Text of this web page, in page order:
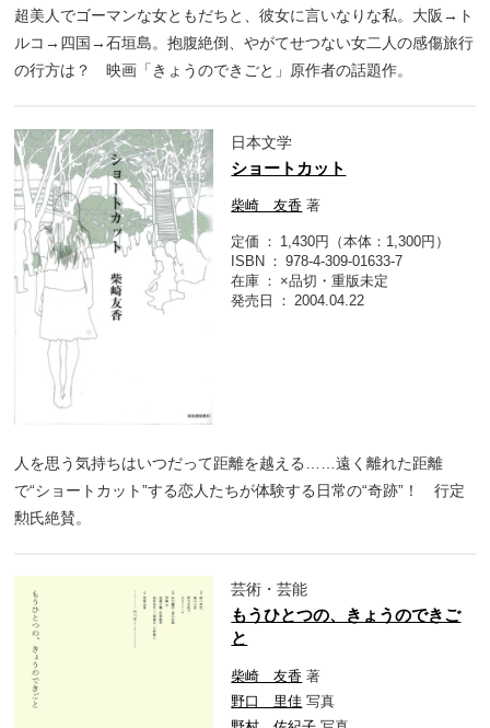
超美人でゴーマンな女ともだちと、彼女に言いなりな私。大阪→ト
ルコ→四国→石垣島。抱腹絶倒、やがてせつない女二人の感傷旅行
の行方は？ 映画「きょうのできごと」原作者の話題作。
日本文学
ショートカット
柴崎 友香 著
定価
1,430円（本体：1,300円）
ISBN
978-4-309-01633-7
在庫
×品切・重版未定
発売日
2004.04.22
人を思う気持ちはいつだって距離を越える……遠く離れた距離
で“ショートカット”する恋人たちが体験する日常の“奇跡”！ 行定
勲氏絶賛。
芸術・芸能
もうひとつの、きょうのできご
と
柴崎 友香 著
野口 里佳 写真